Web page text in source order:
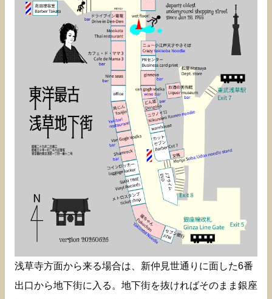
浅草寺方面から来る場合は、新仲見世通りに面した6番
出口から地下街に入る。地下街を抜ければそのまま銀座